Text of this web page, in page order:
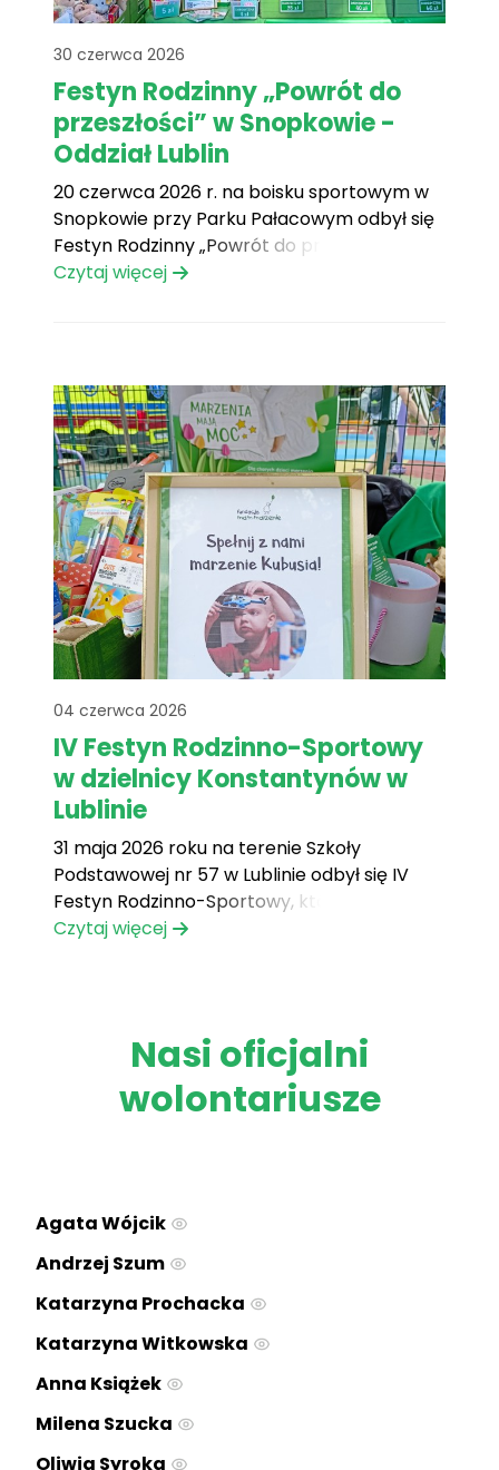
30 czerwca 2026
Festyn Rodzinny „Powrót do
przeszłości” w Snopkowie -
Oddział Lublin
20 czerwca 2026 r. na boisku sportowym w
Snopkowie przy Parku Pałacowym odbył się
Festyn Rodzinny „Powrót do przeszłości”.
Program festynu był bardzo bogaty.
uczestników czekał również poczęstunek
przygotowany przez lokalnych
organizatorów. Można[...]
Czytaj więcej
04 czerwca 2026
IV Festyn Rodzinno-Sportowy
w dzielnicy Konstantynów w
Lublinie
31 maja 2026 roku na terenie Szkoły
Podstawowej nr 57 w Lublinie odbył się IV
Festyn Rodzinno-Sportowy, który
przyciągnął licznych mieszkańców –
energii atmosfera. Program festynu był
bardzo bogaty. Na[...]
Czytaj więcej
Nasi oficjalni
wolontariusze
Agata Wójcik
Andrzej Szum
Katarzyna Prochacka
Katarzyna Witkowska
Anna Książek
Milena Szucka
Oliwia Syroka